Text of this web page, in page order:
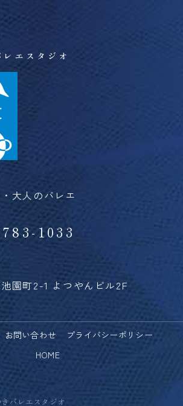
エスタジオ
大人のバレエ
1033
園町2-1 よつやんビル2F
お問い合わせ
プライバシーポリシー
HOME
バレエスタジオ